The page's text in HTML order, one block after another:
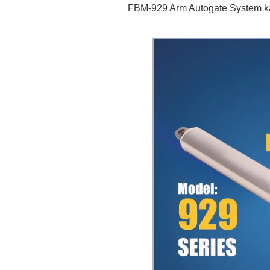
FBM-929 Arm Autogate System